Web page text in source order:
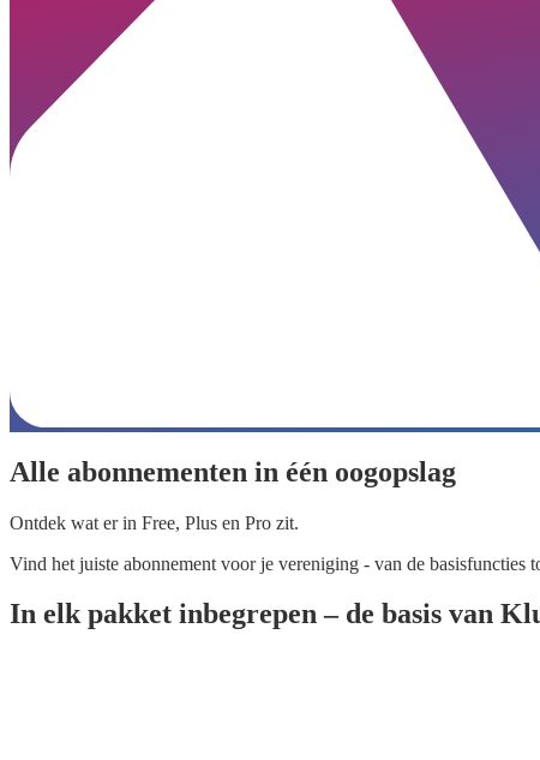
Alle abonnementen in één oogopslag
Ontdek wat er in Free, Plus en Pro zit.
Vind het juiste abonnement voor je vereniging - van de basisfuncties
In elk pakket inbegrepen – de basis van